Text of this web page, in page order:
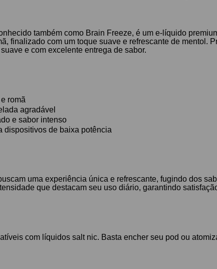
também como Brain Freeze, é um e-líquido
finalizado com um toque suave e refrescante de mentol.
e com excelente entrega de sabor.
romã
agradável
e sabor intenso
dispositivos de baixa potência
uma experiência única e refrescante, fugindo dos
que destacam seu uso diário, garantindo
com líquidos salt nic. Basta encher seu pod ou